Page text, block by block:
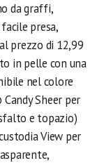
da graffi,
presa,
prezzo di 12,99
in pelle con una
nel colore
Sheer per
e topazio)
View per